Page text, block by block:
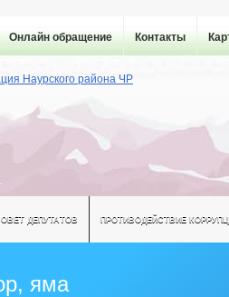
Онлайн обращение Контакты
ДЕПУТАТОВ ПРОТИВОДЕЙСТВИЕ
яма